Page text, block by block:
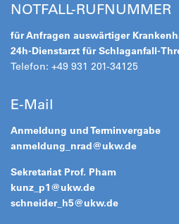
NOTFALL-RUFNUMMER
für Anfragen auswärtiger
24h-Dienstarzt für Schlaganfall-
Telefon: +49 931 201-34125
E-Mail
Anmeldung und Terminvergabe
anmeldung_nrad@ukw.de
Sekretariat Prof. Pham
kunz_p1@ukw.de
schneider_h5@ukw.de